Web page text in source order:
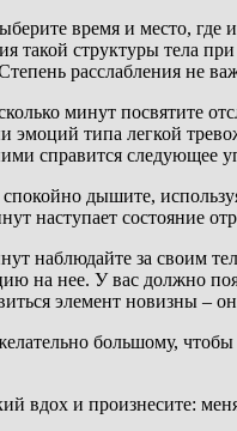
время и место, где
такой структуры тела
расслабления не
минут посвятите
эмоций типа легкой
справится следующее
дышите,
наступает состояние
наблюдайте за своим
на нее. У вас должно
элемент новизны –
большому,
вдох и произнесите: